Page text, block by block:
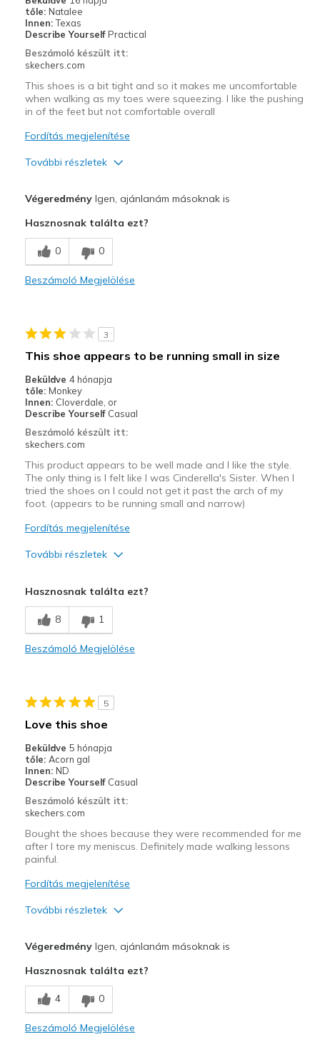
tőle: Natalee
Innen: Texas
Describe Yourself Practical
Beszámoló készült itt:
skechers.com
This shoes is a bit tight and so it makes me uncomfortable
when walking as my toes were squeezing. I like the pushing
in of the feet but not comfortable overall
Fordítás megjelenítése
További részletek
Kontra
Poor Quality
Wear Out Quickly
Casual Wear
Width
Feels too narrow
Sizing
Feels half size too small
View On Shoes
I'm Really Into Shoes
VégeredményIgen, ajánlanám másoknak is
Hasznosnak találta ezt?
0 0
Beszámoló Megjelölése
3
This shoe appears to be running small in size
Beküldve 4 hónapja
tőle: Monkey
Innen: Cloverdale, or
Describe Yourself Casual
Beszámoló készült itt:
skechers.com
This product appears to be well made and I like the style.
The only thing is I felt like I was Cinderella's Sister. When I
tried the shoes on I could not get it past the arch of my
foot. (appears to be running small and narrow)
Fordítás megjelenítése
További részletek
Legjobb használat
Casual Wear
Sizing
View On Shoes
Hasznosnak találta ezt?
8 1
Beszámoló Megjelölése
5
Love this shoe
Beküldve 5 hónapja
tőle: Acorn gal
Innen: ND
Describe Yourself Casual
Beszámoló készült itt:
skechers.com
Bought the shoes because they were recommended for me
after I tore my meniscus. Definitely made walking lessons
painful.
Fordítás megjelenítése
További részletek
Comfortable
Legjobb használat
Casual Wear
VégeredményIgen, ajánlanám másoknak is
Hasznosnak találta ezt?
4 0
Beszámoló Megjelölése